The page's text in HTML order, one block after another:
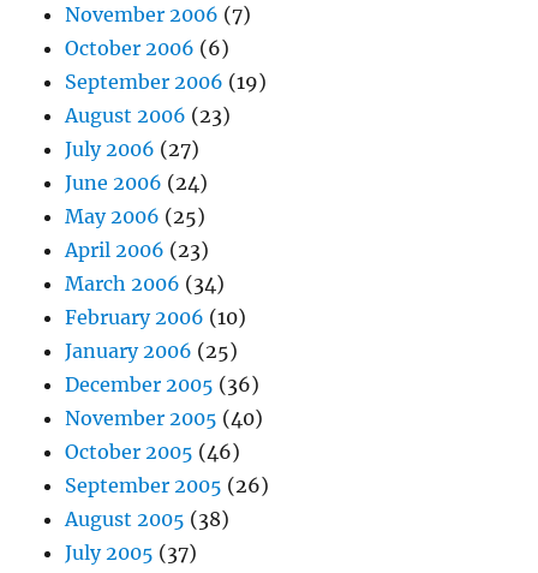
November 2006 (7)
October 2006 (6)
September 2006 (19)
August 2006 (23)
July 2006 (27)
June 2006 (24)
May 2006 (25)
April 2006 (23)
March 2006 (34)
February 2006 (10)
January 2006 (25)
December 2005 (36)
November 2005 (40)
October 2005 (46)
September 2005 (26)
August 2005 (38)
July 2005 (37)